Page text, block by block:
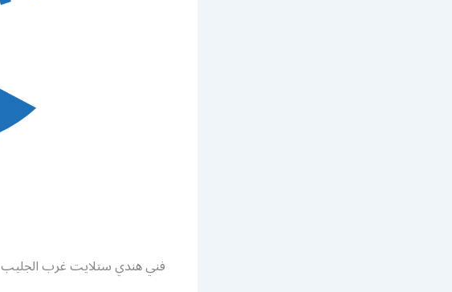
فني هندي ستلايت غرب الجليب